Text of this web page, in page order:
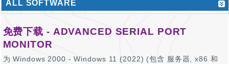
ALL SOFTWARE
免费下载 - ADVANCED SERIAL PORT
MONITOR
为Windows 2000 - Windows 11 (2022) (包含 服务器, x86 和